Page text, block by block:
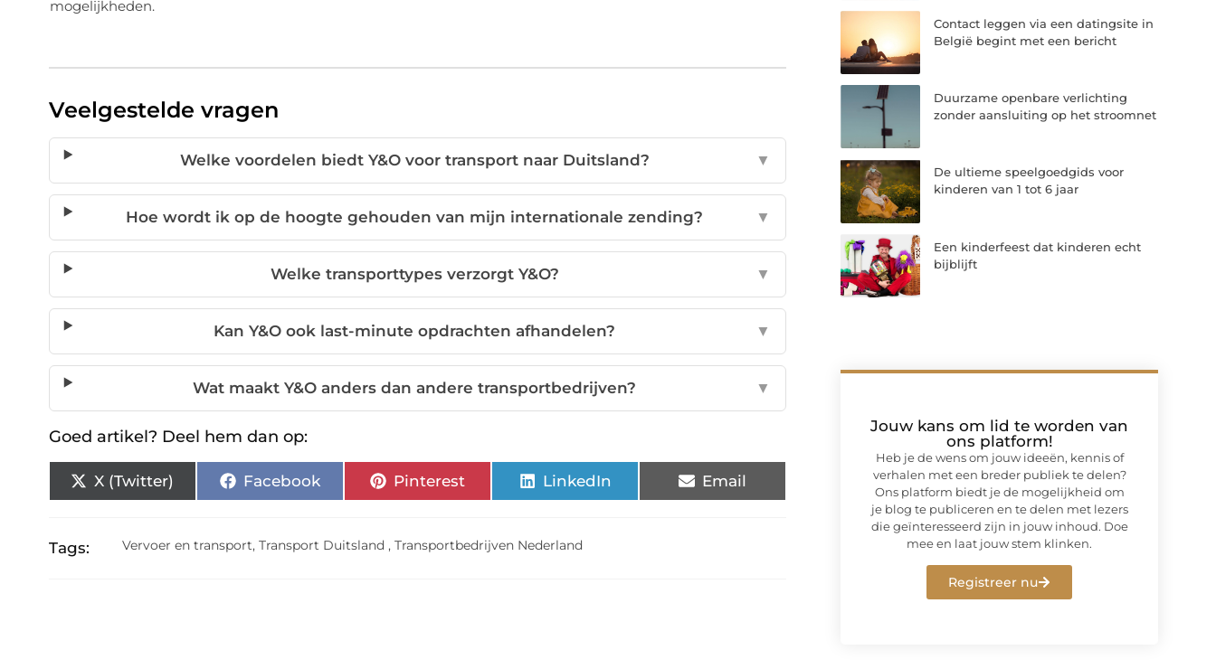
mogelijkheden.
Veelgestelde vragen
Welke voordelen biedt Y&O voor transport naar Duitsland? ▼
Hoe wordt ik op de hoogte gehouden van mijn internationale zending? ▼
Welke transporttypes verzorgt Y&O? ▼
Kan Y&O ook last-minute opdrachten afhandelen? ▼
Wat maakt Y&O anders dan andere transportbedrijven? ▼
Goed artikel? Deel hem dan op:
X (Twitter) Facebook Pinterest LinkedIn Email
Tags: Vervoer en transport,Transport Duitsland ,Transportbedrijven Nederland
Contact leggen via een datingsite in
België begint met een bericht
Duurzame openbare verlichting
zonder aansluiting op het stroomnet
De ultieme speelgoedgids voor
kinderen van 1 tot 6 jaar
Een kinderfeest dat kinderen echt
bijblijft
Jouw kans om lid te worden van
ons platform!
Heb je de wens om jouw ideeën, kennis of
verhalen met een breder publiek te delen?
Ons platform biedt je de mogelijkheid om
je blog te publiceren en te delen met lezers
die geïnteresseerd zijn in jouw inhoud. Doe
mee en laat jouw stem klinken.
Registreer nu